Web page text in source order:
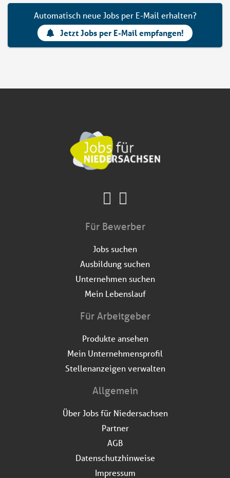
Automatisch neue Jobs per E-Mail erhalten?
Jetzt Jobs per E-Mail empfangen!
Für Bewerber
Jobs suchen
Ausbildung suchen
Unternehmen suchen
Mein Lebenslauf
Für Arbeitgeber
Produkte ansehen
Mein Unternehmensprofil
Stellenanzeigen verwalten
Allgemein
Über Jobs für Niedersachsen
Partner
AGB
Datenschutzhinweise
Impressum